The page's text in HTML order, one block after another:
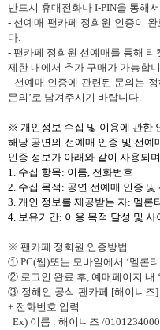
반드시 휴대전화나 I-PIN을 통해
- 선예매 팬카페 정회원 인증이
다.
-팬카페 정회원 선예매를 통해
제한 내에서 추가 구매가 가능합
- 선예매 인증에 관련된 문의는
문의’로 남겨주시기 바랍니다.
※ 개인정보 수집 및 이용에 관한
해당 공연의 선예매 인증 및 선예
인증 정보가 아래와 같이 사용되며
1. 수집 항목: 이름, 전화번호
2. 수집 목적 : 공연 선예매 인증 및
3. 개인 정보를 제공받는 자: 멜론
4. 보유기간: 이용 목적 달성 및
※ 팬카페 정회원 인증방법
① PC(웹)또는 모바일에서 ‘멜론
② 로그인 완료 후, 예매페이지 내
③ 정해인 공식 팬카페 [해이니즈]
+ 전화번호 입력
Ex) 이름 : 해이니즈 /